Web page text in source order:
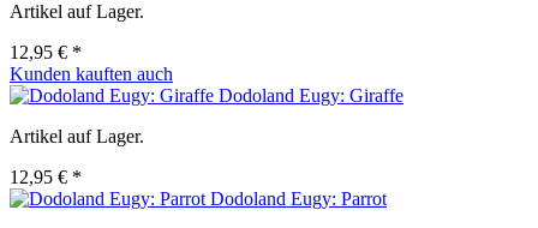
Artikel auf Lager.
12,95 € *
Kunden kauften auch
Dodoland Eugy: Giraffe
Artikel auf Lager.
12,95 € *
Dodoland Eugy: Parrot